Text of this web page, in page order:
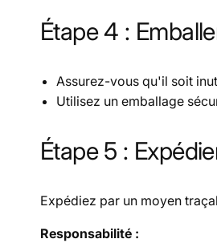
Étape 4 :
Assurez-vous qu'il soit
Utilisez un emballage
Étape 5 :
Expédiez par un moyen
Responsabilité :